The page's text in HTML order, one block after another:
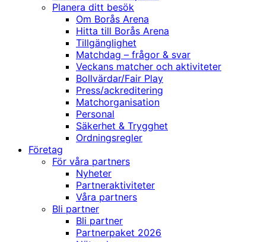
Planera ditt besök
Om Borås Arena
Hitta till Borås Arena
Tillgänglighet
Matchdag – frågor & svar
Veckans matcher och aktiviteter
Bollvärdar/Fair Play
Press/ackreditering
Matchorganisation
Personal
Säkerhet & Trygghet
Ordningsregler
Företag
För våra partners
Nyheter
Partneraktiviteter
Våra partners
Bli partner
Bli partner
Partnerpaket 2026